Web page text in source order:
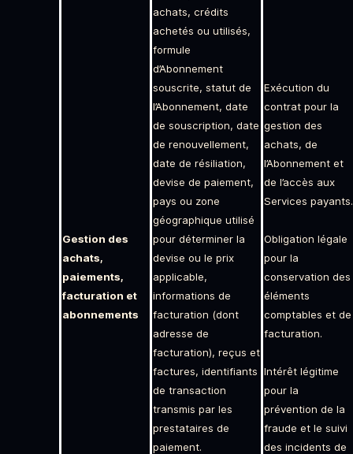
Gestion des
achats,
paiements,
facturation et
abonnements
achats, crédits
achetés ou utilisés,
formule
d’Abonnement
souscrite, statut de
l’Abonnement, date
de souscription, date
de renouvellement,
date de résiliation,
devise de paiement,
pays ou zone
géographique utilisé
pour déterminer la
devise ou le prix
applicable,
informations de
facturation (dont
adresse de
facturation), reçus et
factures, identifiants
de transaction
transmis par les
prestataires de
paiement.
Exécution du
contrat pour la
gestion des
achats, de
l’Abonnement et
de l’accès aux
Services payants.
Obligation légale
pour la
conservation des
éléments
comptables et de
facturation.
Intérêt légitime
pour la
prévention de la
fraude et le suivi
des incidents de